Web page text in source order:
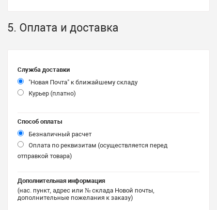
5. Оплата и доставка
Служба доставки
"Новая Почта" к ближайшему складу
Курьер (платно)
Способ оплаты
Безналичный расчет
Оплата по реквизитам (осуществляется перед
отправкой товара)
Дополнительная информация
(нас. пункт, адрес или № склада Новой почты,
дополнительные пожелания к заказу)